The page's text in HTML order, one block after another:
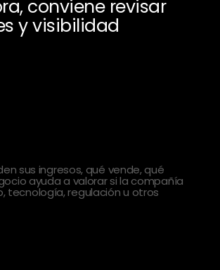
conviene revisar
y visibilidad
sus ingresos, qué vende, qué
ayuda a valorar si la compañía
tecnología, regulación u otros